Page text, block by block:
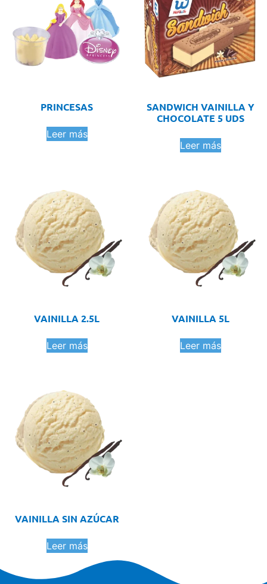
PRINCESAS
Leer más
SANDWICH VAINILLA Y
CHOCOLATE 5 UDS
Leer más
VAINILLA 2.5L
Leer más
VAINILLA 5L
Leer más
VAINILLA SIN AZÚCAR
Leer más